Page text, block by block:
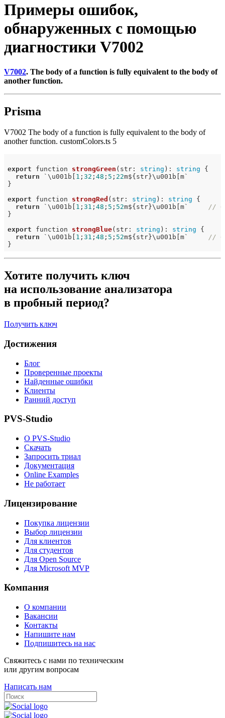
Примеры ошибок,
обнаруженных с помощью
диагностики V7002
V7002. The body of a function is fully equivalent to the body of
another function.
Prisma
V7002 The body of a function is fully equivalent to the body of
another function. customColors.ts 5
export function strongGreen (str: string ) : string
{
return `\u001b[ 1 ; 32 ; 48 ; 5 ; 22m${str}\u001b[m`
}
export function strongRed (str: string ) : string
{
return `\u001b[ 1 ; 31 ; 48 ; 5 ; 52m${str}\u001b[m`
//
}
export function strongBlue(str: string ) : string
{
return `\u001b[ 1 ; 31 ; 48 ; 5 ; 52m${str}\u001b[m`
//
Хотите получить ключ
на использование анализатора
в пробный период?
Получить ключ
Достижения
Блог
Проверенные проекты
Найденные ошибки
Клиенты
Ранний доступ
PVS-Studio
О PVS-Studio
Скачать
Запросить триал
Документация
Online Examples
Не работает
Лицензирование
Покупка лицензии
Выбор лицензии
Для клиентов
Для студентов
Для Open Source
Для Microsoft MVP
Компания
О компании
Вакансии
Контакты
Напишите нам
Подпишитесь на нас
Свяжитесь с нами по техническим
или другим вопросам
Написать нам